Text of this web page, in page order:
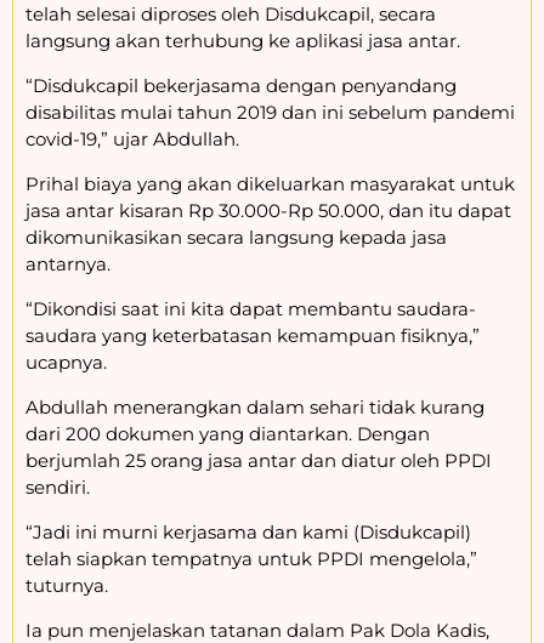
telah selesai diproses oleh Disdukcapil, secara
langsung akan terhubung ke aplikasi jasa antar.
“Disdukcapil bekerjasama dengan penyandang
disabilitas mulai tahun 2019 dan ini sebelum pandemi
covid-19,” ujar Abdullah.
Prihal biaya yang akan dikeluarkan masyarakat untuk
jasa antar kisaran Rp 30.000-Rp 50.000, dan itu dapat
dikomunikasikan secara langsung kepada jasa
antarnya.
“Dikondisi saat ini kita dapat membantu saudara-
saudara yang keterbatasan kemampuan fisiknya,”
ucapnya.
Abdullah menerangkan dalam sehari tidak kurang
dari 200 dokumen yang diantarkan. Dengan
berjumlah 25 orang jasa antar dan diatur oleh PPDI
sendiri.
“Jadi ini murni kerjasama dan kami (Disdukcapil)
telah siapkan tempatnya untuk PPDI mengelola,”
tuturnya.
Ia pun menjelaskan tatanan dalam Pak Dola Kadis,